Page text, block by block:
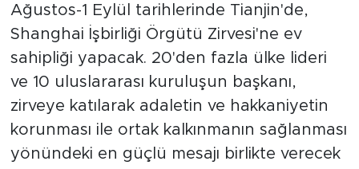
Ağustos-1 Eylül tarihlerinde Tianjin'de,
Shanghai İşbirliği Örgütü Zirvesi'ne ev
sahipliği yapacak. 20'den fazla ülke lideri
ve 10 uluslararası kuruluşun başkanı,
zirveye katılarak adaletin ve hakkaniyetin
korunması ile ortak kalkınmanın sağlanması
yönündeki en güçlü mesajı birlikte verecek